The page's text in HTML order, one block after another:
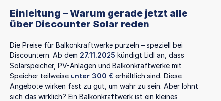
Einleitung – Warum gerade jetzt alle
über Discounter Solar reden
Die Preise für Balkonkraftwerke purzeln – speziell bei
Discountern. Ab dem 27.11.2025 kündigt Lidl an, dass
Solarspeicher, PV-Anlagen und Balkonkraftwerke mit
Speicher teilweise unter 300 € erhältlich sind. Diese
Angebote wirken fast zu gut, um wahr zu sein. Aber lohnt
sich das wirklich? Ein Balkonkraftwerk ist ein kleines